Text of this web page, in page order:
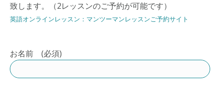
致します。（2レッスンのご予約が可能です）
英語オンラインレッスン：マンツーマンレッスンご予約サイト
お名前 (必須)